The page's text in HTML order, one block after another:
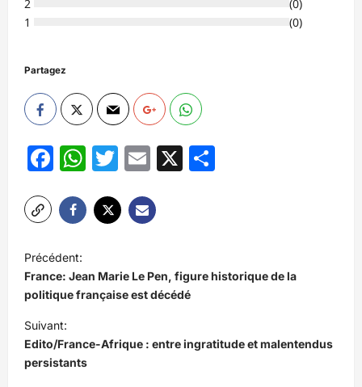
2
(0)
1
(0)
Partagez
Facebook
WhatsApp
Twitter
Email
X
N
a
v
i
g
a
Précédent:
France: Jean Marie Le Pen, figure historique de la
politique française est décédé
Suivant:
Edito/France-Afrique : entre ingratitude et malentendus
persistants